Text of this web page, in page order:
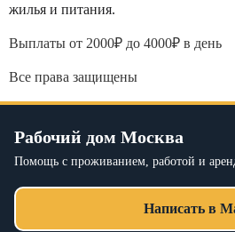
жилья и питания.
Выплаты от 2000₽ до 4000₽ в день
Все права защищены
Рабочий дом Москва
Помощь с проживанием, работой и
Написать в